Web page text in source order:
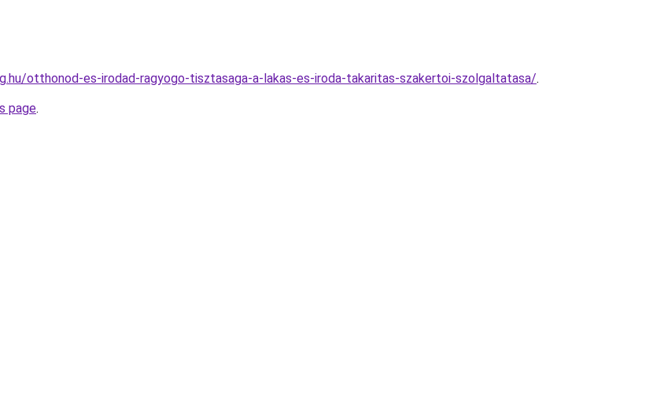
otthonod-es-irodad-ragyogo-tisztasaga-a-lakas-es-iroda-takaritas-szakertoi-szolgaltatasa/.
page.